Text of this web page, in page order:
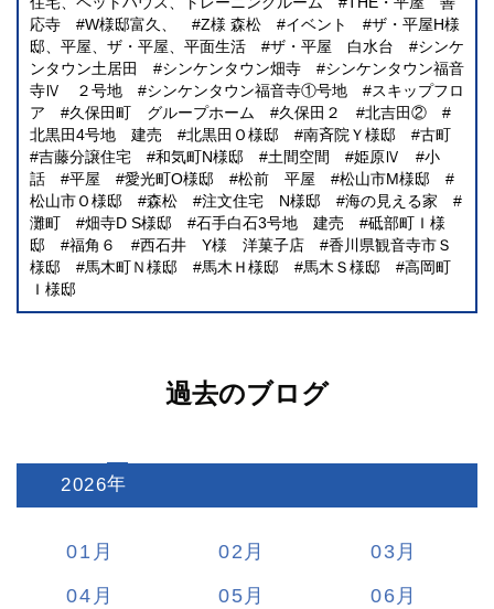
応寺
W様邸富久、 Z様 森松 イベント
ザ・平屋H様
邸、平屋、ザ・平屋、平面生活
ザ・平屋 白水台
シンケ
ンタウン土居田
シンケンタウン畑寺
シンケンタウン福音
寺Ⅳ ２号地
シンケンタウン福音寺①号地
スキップフロ
ア
久保田町 グループホーム 久保田２
北吉田②
北黒田4号地 建売
北黒田Ｏ様邸 南斉院Ｙ様邸
古町
吉藤分譲住宅
和気町N様邸 土間空間 姫原Ⅳ
小
話
平屋 愛光町O様邸 松前 平屋
松山市M様邸
松山市Ｏ様邸
森松 注文住宅 N様邸
海の見える家
灘町
畑寺D S様邸 石手白石3号地 建売
砥部町Ｉ様
邸
福角６ 西石井 Y様 洋菓子店
香川県観音寺市Ｓ
様邸
馬木町Ｎ様邸 馬木Ｈ様邸 馬木Ｓ様邸
高岡町
Ｉ様邸
過去のブログ
2026:
01 02
03
04
05
06